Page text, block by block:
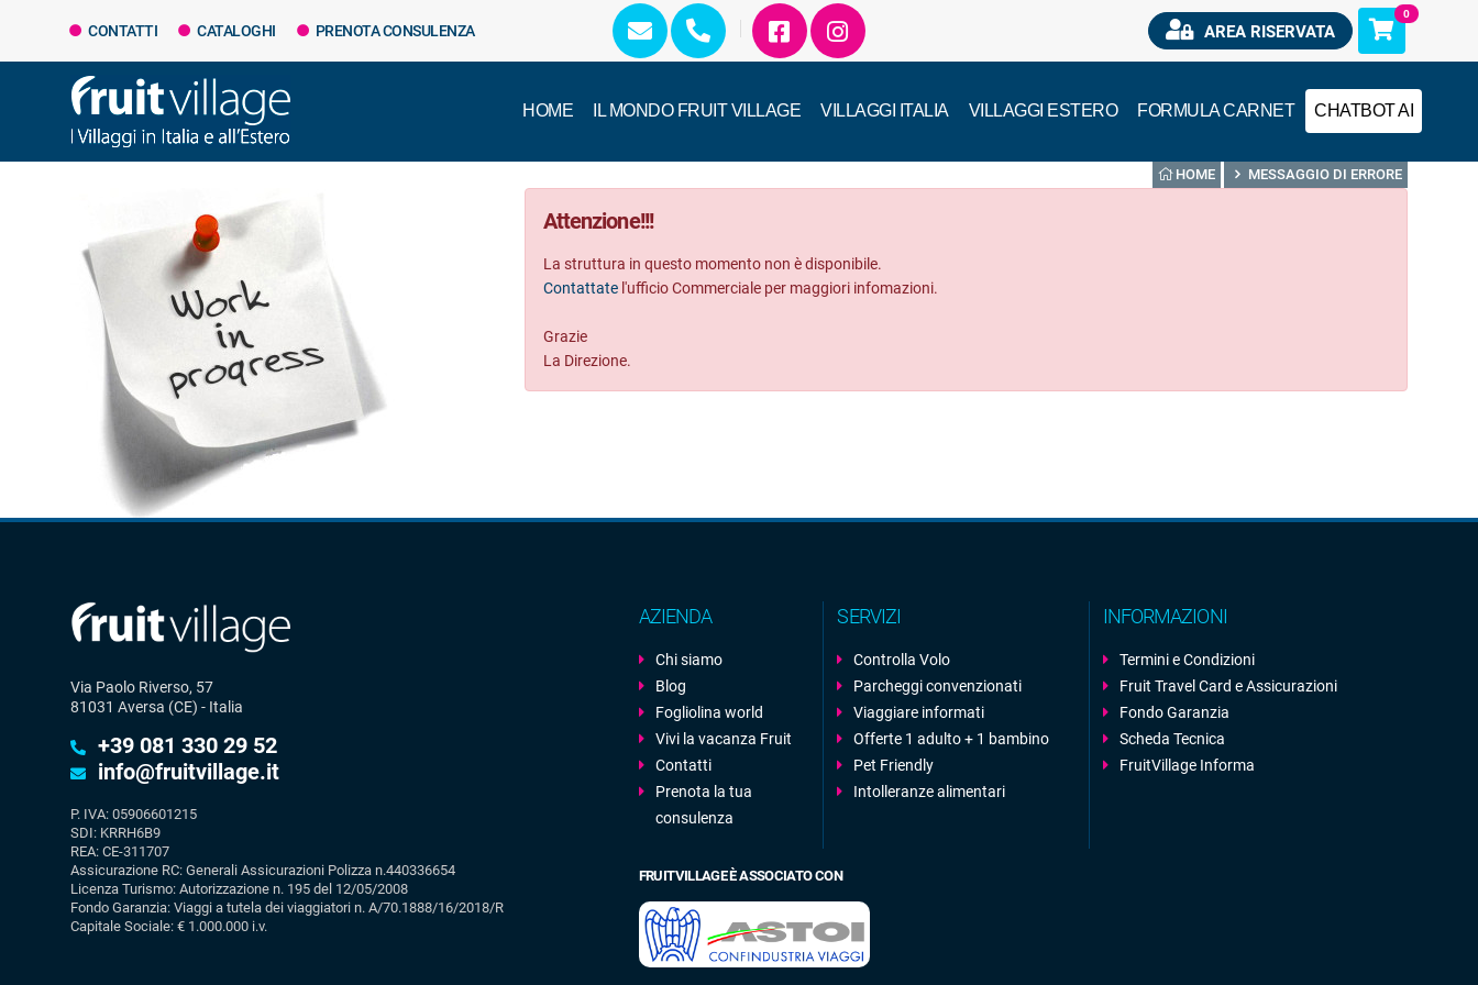
CONTATTI CATALOGHI PRENOTA CONSULENZA AREA RISERVATA
0
HOME IL MONDO FRUIT VILLAGE VILLAGGI ITALIA VILLAGGI ESTERO FORMULA CARNET CHATBOT AI
HOME MESSAGGIO DI ERRORE
Attenzione!!!
La struttura in questo momento non è disponibile.
Contattate l'ufficio Commerciale per maggiori infomazioni.
Grazie
La Direzione.
Via Paolo Riverso, 57
81031 Aversa (CE) - Italia
+39 081 330 29 52
info@fruitvillage.it
P. IVA: 05906601215
SDI: KRRH6B9
REA: CE-311707
Assicurazione RC: Generali Assicurazioni Polizza n.440336654
Licenza Turismo: Autorizzazione n. 195 del 12/05/2008
Fondo Garanzia: Viaggi a tutela dei viaggiatori n. A/70.1888/16/2018/R
Capitale Sociale: € 1.000.000 i.v.
AZIENDA
Chi siamo
Blog
Fogliolina world
Vivi la vacanza Fruit
Contatti
Prenota la tua
consulenza
SERVIZI
Controlla Volo
Parcheggi convenzionati
Viaggiare informati
Offerte 1 adulto + 1 bambino
Pet Friendly
Intolleranze alimentari
INFORMAZIONI
Termini e Condizioni
Fruit Travel Card e Assicurazioni
Fondo Garanzia
Scheda Tecnica
FruitVillage Informa
FRUITVILLAGE È ASSOCIATO CON